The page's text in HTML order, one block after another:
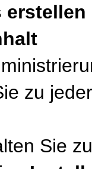
zu
Sie